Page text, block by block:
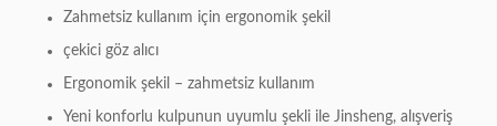
Zahmetsiz kullanım için ergonomik şekil
çekici göz alıcı
Ergonomik şekil – zahmetsiz kullanım
Yeni konforlu kulpunun uyumlu şekli ile Jinsheng, alışveriş